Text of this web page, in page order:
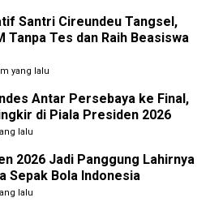
Santri Cireundeu Tangsel,
Tanpa Tes dan Raih Beasiswa
yang lalu
Antar Persebaya ke Final,
di Piala Presiden 2026
lalu
2026 Jadi Panggung Lahirnya
Sepak Bola Indonesia
lalu